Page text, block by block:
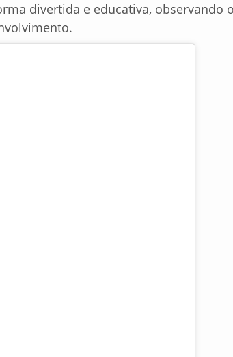
divertida e educativa, observando